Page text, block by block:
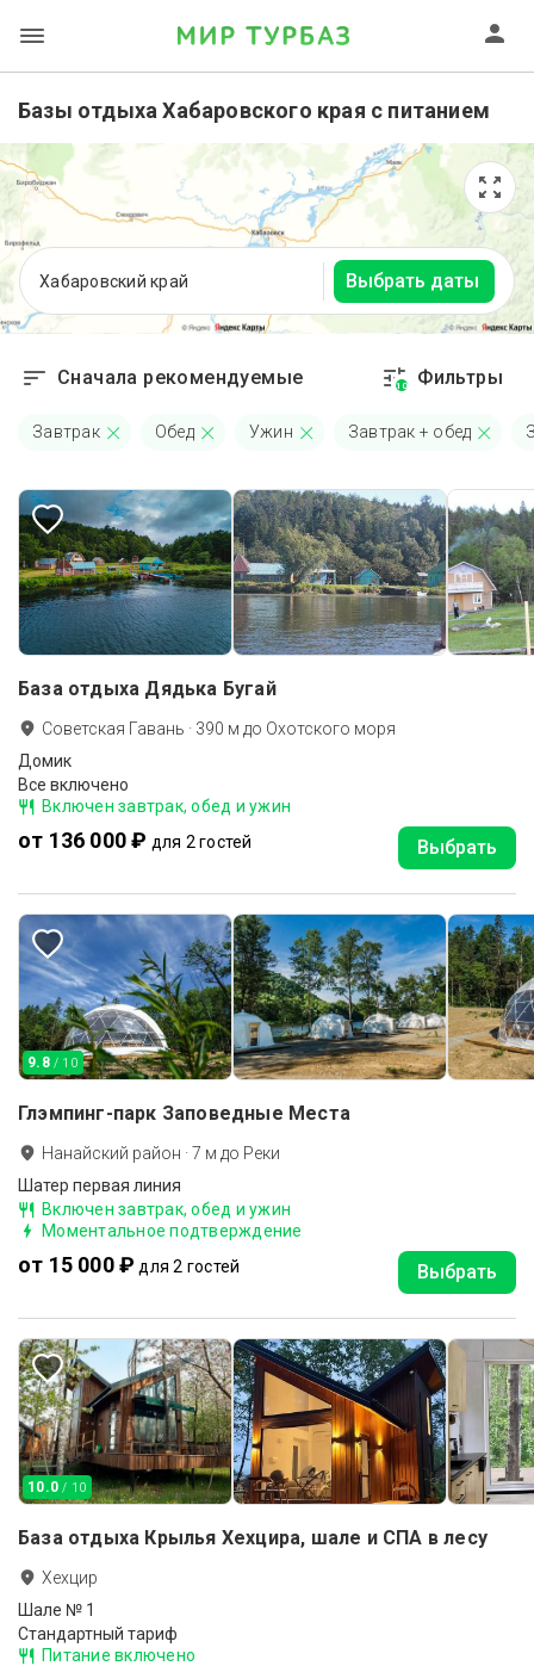
Базы отдыха Хабаровского края с питанием
Хабаровский край Выбрать даты
Сначала рекомендуемые 10 Фильтры
Завтрак Обед Ужин Завтрак + обед
База отдыха Дядька Бугай
Советская Гавань · 390 м до Охотского моря
Домик
Все включено
Включен завтрак, обед и ужин
от 136 000 ₽ для 2 гостей Выбрать
9.8 / 10
Глэмпинг-парк Заповедные Места
Нанайский район ·7 м до Реки
Шатер первая линия
Включен завтрак, обед и ужин
Моментальное подтверждение
от 15 000 ₽ для 2 гостей Выбрать
10.0 / 10
База отдыха Крылья Хехцира, шале и СПА в лесу
Хехцир
Шале № 1
Стандартный тариф
Питание включено